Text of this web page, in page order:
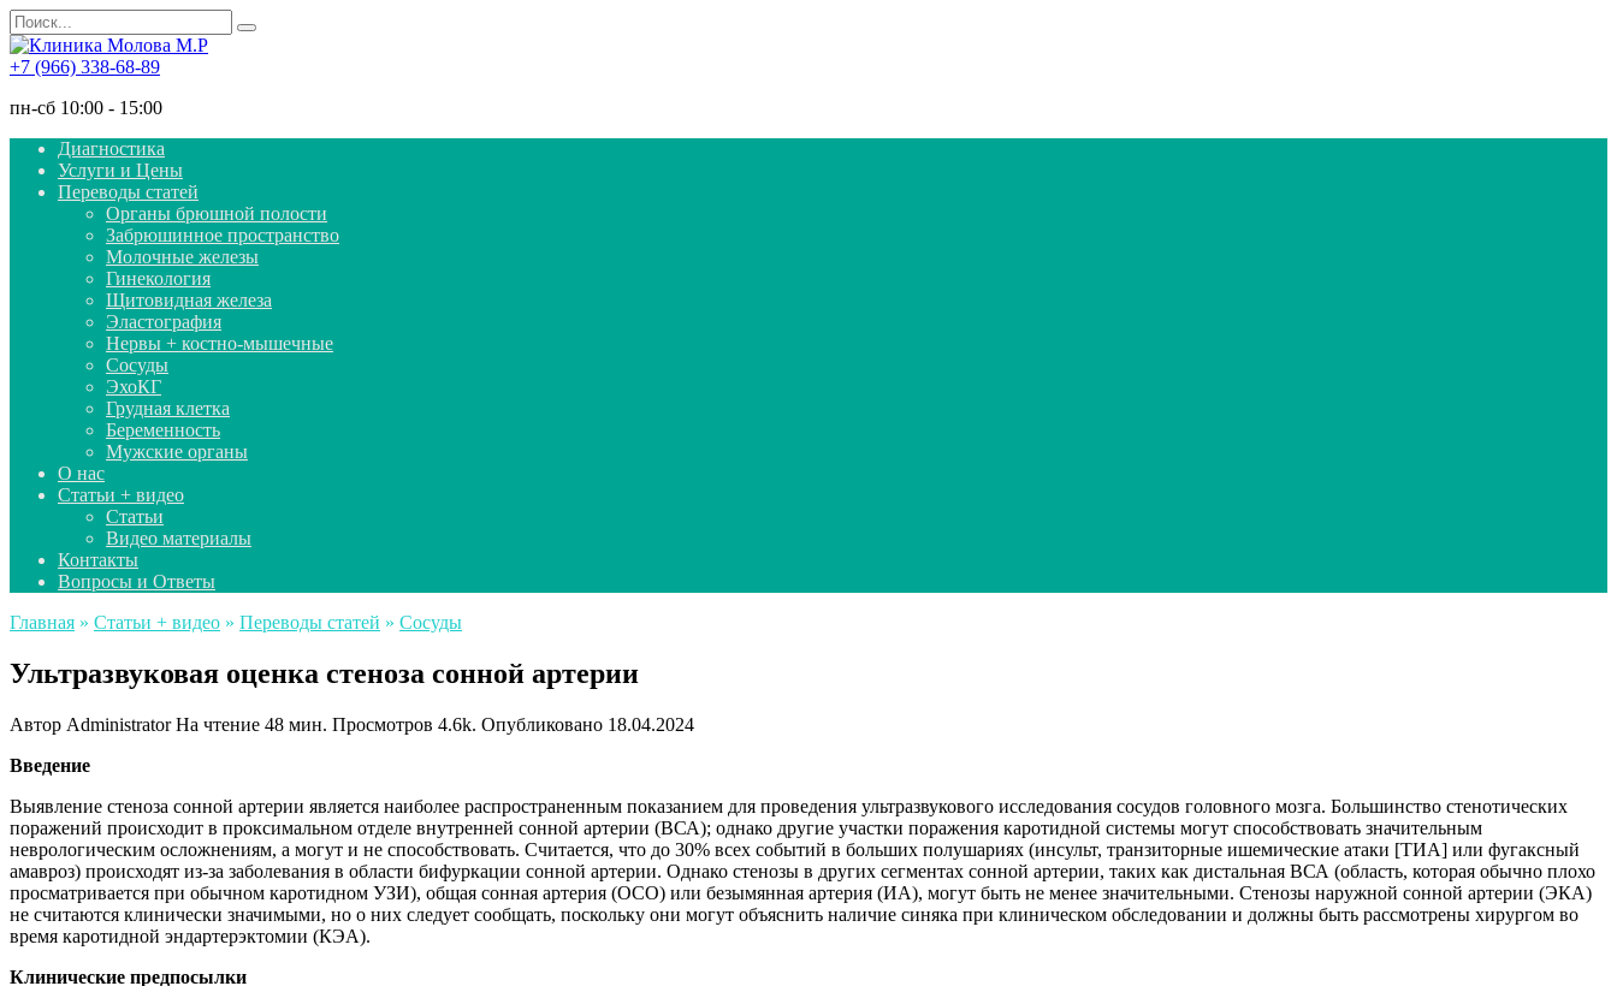
Перейти
к
содержанию
Search
for:
+7 (966) 338-68-89
пн-сб 10:00 - 15:00
Диагностика
Услуги и Цены
Переводы статей
Органы брюшной полости
Забрюшинное пространство
Молочные железы
Гинекология
Щитовидная железа
Эластография
Нервы + костно-мышечные
Сосуды
ЭхоКГ
Грудная клетка
Беременность
Мужские органы
О нас
Статьи + видео
Статьи
Видео материалы
Контакты
Вопросы и Ответы
Главная » Статьи + видео » Переводы статей » Сосуды
Ультразвуковая оценка стеноза сонной артерии
Автор Administrator На чтение 48 мин. Просмотров 4.6k. Опубликовано 18.04.2024
Введение
Выявление стеноза сонной артерии является наиболее распространенным показанием для проведения ультразвукового исследования сосудов головного мозга. Большинство стенотических
поражений происходит в проксимальном отделе внутренней сонной артерии (ВСА); однако другие участки поражения каротидной системы могут способствовать значительным
неврологическим осложнениям, а могут и не способствовать. Считается, что до 30% всех событий в больших полушариях (инсульт, транзиторные ишемические атаки [ТИА] или фугаксный
амавроз) происходят из-за заболевания в области бифуркации сонной артерии. Однако стенозы в других сегментах сонной артерии, таких как дистальная ВСА (область, которая обычно плохо
просматривается при обычном каротидном УЗИ), общая сонная артерия (ОСО) или безымянная артерия (ИА), могут быть не менее значительными. Стенозы наружной сонной артерии (ЭКА)
не считаются клинически значимыми, но о них следует сообщать, поскольку они могут объяснить наличие синяка при клиническом обследовании и должны быть рассмотрены хирургом во
время каротидной эндартерэктомии (КЭА).
Клинические предпосылки